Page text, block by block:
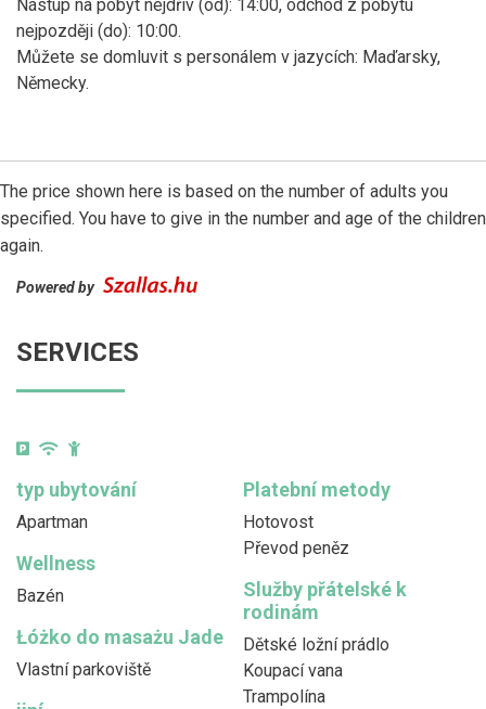
Nástup na pobyt nejdřív (od): 14:00, odchod z pobytu
nejpozději (do): 10:00.
Můžete se domluvit s personálem v jazycích: Maďarsky,
Německy.
The price shown here is based on the number of adults you
specified. You have to give in the number and age of the children
again.
Powered by
SERVICES
typ ubytování
Apartman
Platební metody
Hotovost
Převod peněz
Wellness
Bazén
Služby přátelské k
rodinám
Dětské ložní prádlo
Koupací vana
Trampolína
Łóżko do masażu Jade
Vlastní parkoviště